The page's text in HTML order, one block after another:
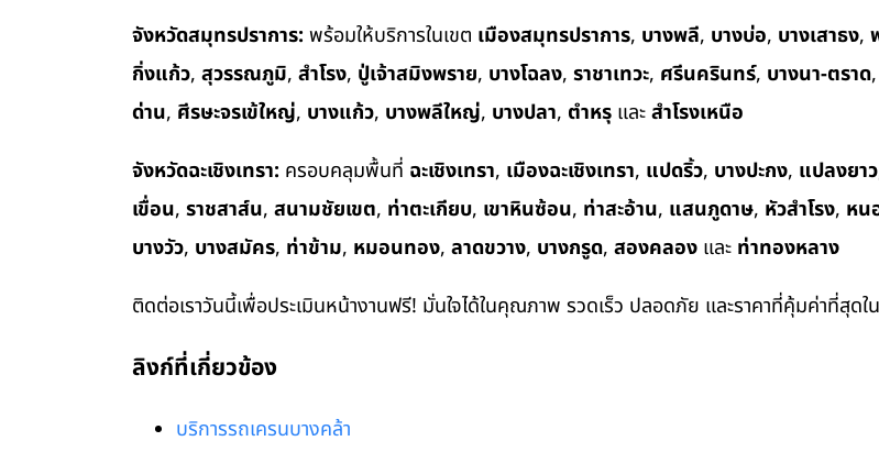
จังหวัดสมุทรปราการ: พร้อมให้บริการในเขต เมืองสมุทรปราการ, บางพลี, บางบ่อ, บางเสาธง,
กิ่งแก้ว, สุวรรณภูมิ, สำโรง, ปู่เจ้าสมิงพราย, บางโฉลง, ราชาเทวะ, ศรีนครินทร์, บางนา-ตราด,
ด่าน, ศีรษะจรเข้ใหญ่, บางแก้ว, บางพลีใหญ่, บางปลา, ตำหรุ และสำโรงเหนือ
จังหวัดฉะเชิงเทรา: ครอบคลุมพื้นที่ ฉะเชิงเทรา, เมืองฉะเชิงเทรา, แปดริ้ว, บางปะกง, แปลงยาว
เขื่อน, ราชสาส์น, สนามชัยเขต, ท่าตะเกียบ, เขาหินซ้อน, ท่าสะอ้าน, แสนภูดาษ, หัวสำโรง, หน
บางวัว, บางสมัคร, ท่าข้าม, หมอนทอง, ลาดขวาง, บางกรูด, สองคลอง และ ท่าทองหลาง
ติดต่อเราวันนี้เพื่อประเมินหน้างานฟรี! มั่นใจได้ในคุณภาพ รวดเร็ว ปลอดภัย และราคาที่คุ้มค่าที่สุด
ลิงก์ที่เกี่ยวข้อง
บริการรถเครนบางคล้า